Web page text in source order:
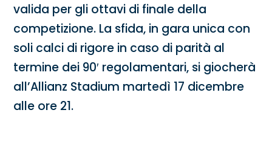
valida per gli ottavi di finale della
competizione. La sfida, in gara unica con
soli calci di rigore in caso di parità al
termine dei 90′ regolamentari, si giocherà
all’Allianz Stadium martedì 17 dicembre
alle ore 21.